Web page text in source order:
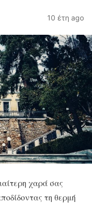
10 έτη ago
χαρά σας
τη θερμή